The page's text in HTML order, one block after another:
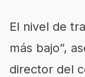
El nivel de
más bajo”,
director del